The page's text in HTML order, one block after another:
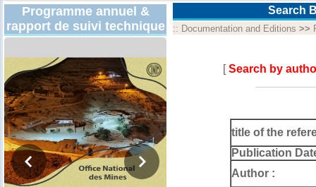
Programme annuel &
rapport de suivi technique
Search
:: Documentation and Editions >>
[Search by
title of the
Publication
Author :